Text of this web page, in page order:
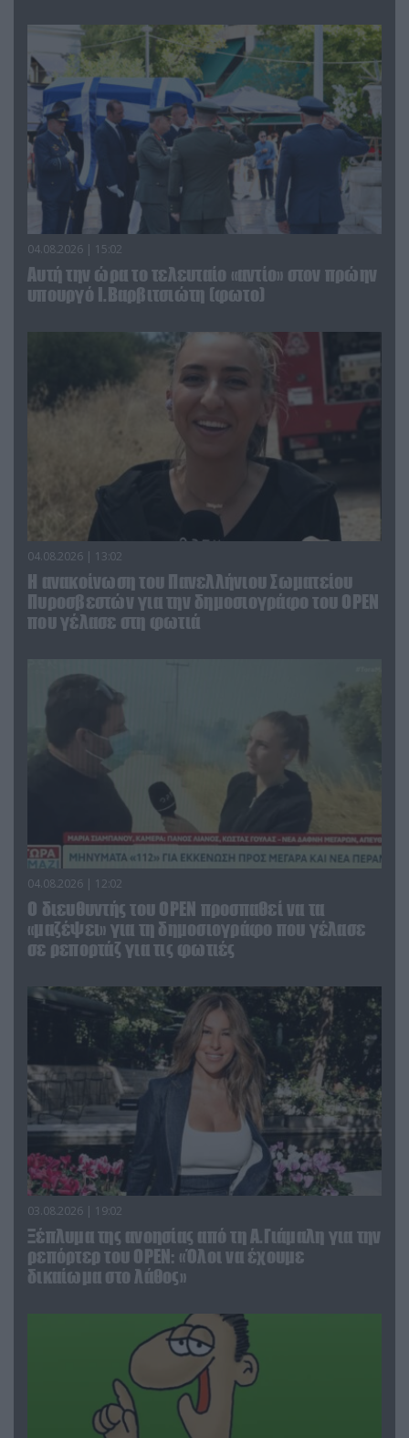
04.08.2026 | 15:02
Αυτή την ώρα το τελευταίο «αντίο» στον πρώην
υπουργό Ι.Βαρβιτσιώτη (φωτο)
04.08.2026 | 13:02
Η ανακοίνωση του Πανελλήνιου Σωματείου
Πυροσβεστών για την δημοσιογράφο του OPEN
που γέλασε στη φωτιά
04.08.2026 | 12:02
O διευθυντής του OPEN προσπαθεί να τα
«μαζέψει» για τη δημοσιογράφο που γέλασε
σε ρεπορτάζ για τις φωτιές
03.08.2026 | 19:02
Ξέπλυμα της ανοησίας από τη Α.Γιάμαλη για την
ρεπόρτερ του ΟΡΕΝ: «Όλοι να έχουμε
δικαίωμα στο λάθος»